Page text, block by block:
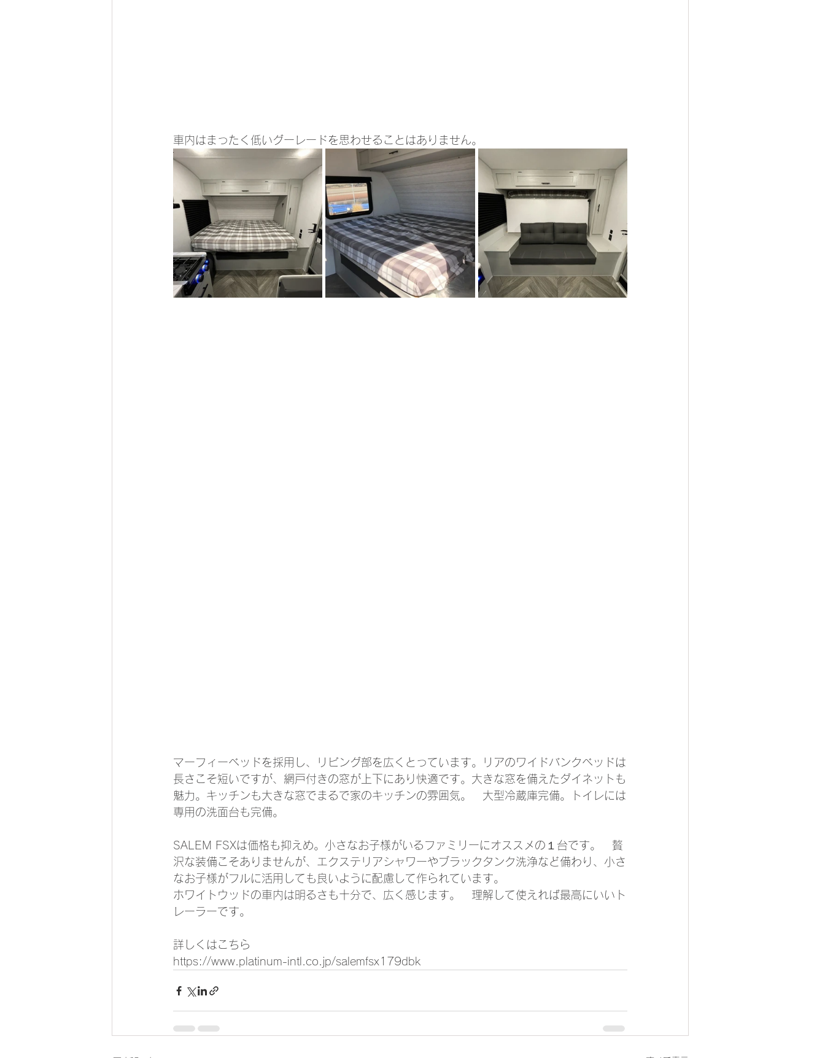
車内はまったく低いグーレードを思わせることはありません。
マーフィーベッドを採用し、リビング部を広くとっています。リアのワイドバンクベッドは
長さこそ短いですが、網戸付きの窓が上下にあり快適です。大きな窓を備えたダイネットも
魅力。キッチンも大きな窓でまるで家のキッチンの雰囲気。　大型冷蔵庫完備。トイレには
専用の洗面台も完備。
SALEM FSXは価格も抑えめ。小さなお子様がいるファミリーにオススメの１台です。　贅
沢な装備こそありませんが、エクステリアシャワーやブラックタンク洗浄など備わり、小さ
なお子様がフルに活用しても良いように配慮して作られています。
ホワイトウッドの車内は明るさも十分で、広く感じます。　理解して使えれば最高にいいト
レーラーです。
詳しくはこちら
https://www.platinum-intl.co.jp/salemfsx179dbk